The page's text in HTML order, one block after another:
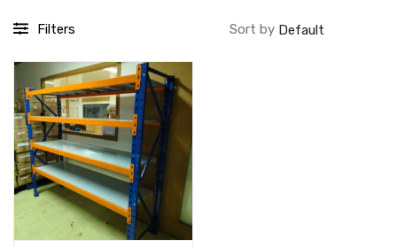
Filters Sort by